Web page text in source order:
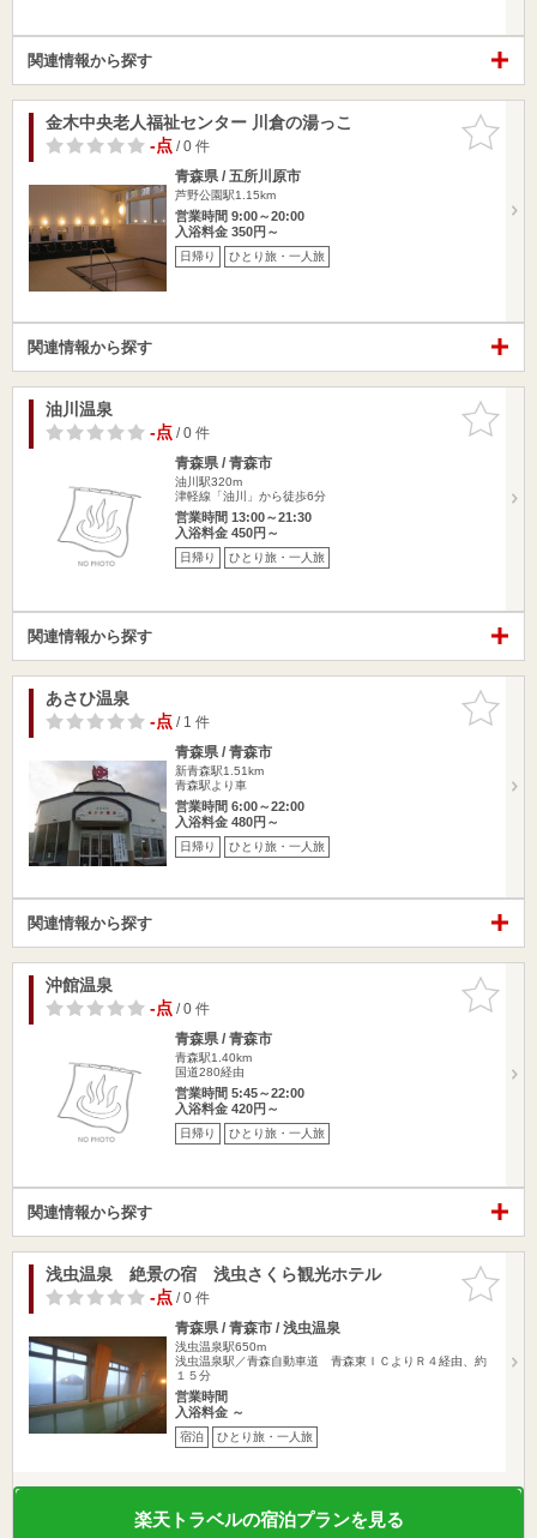
関連情報から探す
お気に入
りに追加
金木中央老人福祉センター 川倉の湯っこ
-点/ 0 件
青森県 / 五所川原市
芦野公園駅1.15km
営業時間 9:00～20:00
入浴料金 350円～
日帰り ひとり旅・一人旅
関連情報から探す
お気に入
りに追加
油川温泉
-点/ 0 件
青森県 / 青森市
油川駅320m
津軽線「油川」から徒歩6分
営業時間 13:00～21:30
入浴料金 450円～
日帰り ひとり旅・一人旅
関連情報から探す
お気に入
りに追加
あさひ温泉
-点/ 1 件
青森県 / 青森市
新青森駅1.51km
青森駅より車
営業時間 6:00～22:00
入浴料金 480円～
日帰り ひとり旅・一人旅
関連情報から探す
お気に入
りに追加
沖館温泉
-点/ 0 件
青森県 / 青森市
青森駅1.40km
国道280経由
営業時間 5:45～22:00
入浴料金 420円～
日帰り ひとり旅・一人旅
関連情報から探す
お気に入
りに追加
浅虫温泉 絶景の宿 浅虫さくら観光ホテル
-点/ 0 件
青森県 / 青森市 / 浅虫温泉
浅虫温泉駅650m
浅虫温泉駅／青森自動車道 青森東ＩＣよりＲ４経由、約
１５分
営業時間
入浴料金 ～
宿泊 ひとり旅・一人旅
楽天トラベルの宿泊プランを見る